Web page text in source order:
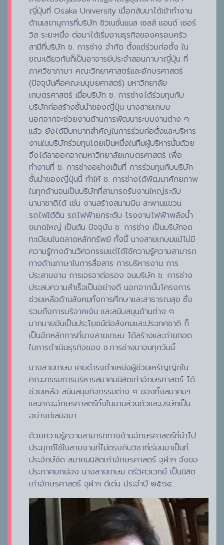
ญี่ปุ่นที่ Osaka University เมื่อกลับมาได้เข้าทำงาน
ด้านเลขานุการที่บริษัท ซิวเนชั่นแนล เซลส์ แอนด์ เชอร์
วิส ระยะหนึ่ง ต่อมาได้เริ่มงานธุรกิจของครอบครัว
สามีที่บริษัท ช. การช่าง จำกัด ตั้งแต่ร่วมก่อตั้ง ใน
ขณะเดียวกันก็เป็นอาจารย์ประจำสอนภาษาญี่ปุ่น ที่
ภาควิชาภาษา คณะวิทยาศาสตร์และอักษรศาสตร์
(ปัจจุบันคือคณะมนุษยศาสตร์) มหาวิทยาลัย
เกษตรศาสตร์ เมื่อบริษัท ช. การช่างได้ร่วมทุนกับ
บริษัทก่อสร้างชั้นนำของญี่ปุ่น นางสายเกษม
นอกจากจะช่วยงานด้านการพัฒนาระบบงานต่าง ๆ
แล้ว ยังได้มีบทบาทสำคัญในการร่วมก่อตั้งและบริหาร
งานในบริษัทร่วมทุนโดยเป็นหนึ่งในทีมผู้บริหารนั้นด้วย
จึงได้ลาออกจากมหาวิทยาลัยเกษตรศาสตร์ เพื่อ
ทำงานที่ ช. การช่างอย่างเต็มที่ การร่วมทุนกับบริษัท
ชั้นนำของญี่ปุ่นนี้ ทำให้ ช. การช่างได้พัฒนาศักยภาพ
ในทุกด้านจนเป็นบริษัทที่สามารถรับงานใหญ่ระดับ
นานาชาติได้ เช่น งานสร้างสนามบิน สะพานแขวน
รถไฟใต้ดิน รถไฟฟ้ายกระดับ โรงงานไฟฟ้าพลังน้ำ
ขนาดใหญ่ เป็นต้น ปัจจุบัน ช. การช่าง เป็นบริษัทจด
ทะเบียนในตลาดหลักทรัพย์ ทั้งนี้ นางสายเกษมแม้ไม่มี
ความรู้ทางด้านวิศวกรรมแต่ได้ใช้ความรู้ความสามารถ
ทางด้านภาษาในการสื่อสาร การบริหารงาน การ
ประสานงาน การเจรจาต่อรอง จนบริษัท ช. การช่าง
ประสบความสำเร็จเป็นอย่างดี นอกจากนั้นโครงการ
ช่วยเหลือด้านสังคมทั้งการศึกษาและสาธารณสุข ซึ่ง
รวมถึงการบริจาคเงิน และสนับสนุนด้านต่าง ๆ
มากมายอันเป็นประโยชน์ต่อสังคมและประเทศชาติ ก็
เป็นอีกหลักการที่นางสายเกษม ได้สร้างและถ่ายทอด
ในการดำเนินธุรกิจของ ช.การช่างมาจนทุกวันนี้
นางสายเกษม เคยดำรงตำแหน่งผู้ช่วยเหรัญญิกใน
คณะกรรมการบริหารสมาคมนิสิตเก่าอักษรศาสตร์ ได้
ช่วยเหลือ สนันสนุนกิจกรรมต่าง ๆ ของทั้งสมาคมฯ
และคณะอักษรศาสตร์ทั้งในนามส่วนตัวและบริษัทเป็น
อย่างดีเสมอมา
ด้วยความรู้ความสามารถทางด้านอักษรศาสตร์ที่นำไป
ประยุกต์ใช้ในสายงานที่ไม่ตรงกับวิชาที่เรียนมาเป็นที่
ประจักษ์ชัด สมาคมนิสิตเก่าอักษรศาสตร์ จุฬาฯ จึงขอ
ประกาศยกย่อง นางสายเกษม ตรีวิศวเวทย์ เป็นนิสิต
เก่าอักษรศาสตร์ จุฬาฯ ดีเด่น ประจำปี ๒๕๖๔